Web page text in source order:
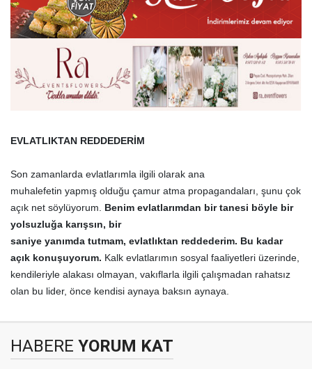
EVLATLIKTAN REDDEDERİM
Son zamanlarda evlatlarımla ilgili olarak ana
muhalefetin yapmış olduğu çamur atma propagandaları, şunu çok
açık net söylüyorum. Benim evlatlarımdan bir tanesi böyle bir
yolsuzluğa karışsın, bir
saniye yanımda tutmam, evlatlıktan reddederim. Bu kadar
açık konuşuyorum. Kalk evlatlarımın sosyal faaliyetleri üzerinde,
kendileriyle alakası olmayan, vakıflarla ilgili çalışmadan rahatsız
olan bu lider, önce kendisi aynaya baksın aynaya.
HABERE YORUM KAT